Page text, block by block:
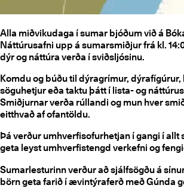
Alla miðvikudaga í sumar bjóðum við á
Náttúrusafni upp á sumarsmiðjur frá kl.
dýr og náttúra verða í sviðsljósinu.
Komdu og búðu til dýragrímur,
söguhetjur eða taktu þátt í lista- og
Smiðjurnar verða rúllandi og mun hver
eitthvað af ofantöldu.
Þá verður umhverfisofurhetjan í gangi í allt
geta leyst umhverfistengd verkefni og
Sumarlesturinn verður að sjálfsögðu á
börn geta farið í ævintýraferð með Gúnda